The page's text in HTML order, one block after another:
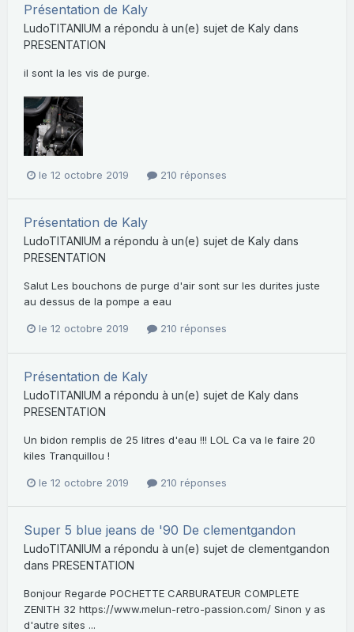
Présentation de Kaly
LudoTITANIUM a répondu à un(e) sujet de Kaly dans
PRESENTATION
il sont la les vis de purge.
le 12 octobre 2019 210 réponses
Présentation de Kaly
LudoTITANIUM a répondu à un(e) sujet de Kaly dans
PRESENTATION
Salut Les bouchons de purge d'air sont sur les durites juste
au dessus de la pompe a eau
le 12 octobre 2019 210 réponses
Présentation de Kaly
LudoTITANIUM a répondu à un(e) sujet de Kaly dans
PRESENTATION
Un bidon remplis de 25 litres d'eau !!! LOL Ca va le faire 20
kiles Tranquillou !
le 12 octobre 2019 210 réponses
Super 5 blue jeans de '90 De clementgandon
LudoTITANIUM a répondu à un(e) sujet de clementgandon
dans PRESENTATION
Bonjour Regarde POCHETTE CARBURATEUR COMPLETE
ZENITH 32 https://www.melun-retro-passion.com/ Sinon y as
d'autre sites ...